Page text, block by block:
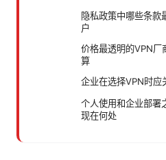
隐私政策中哪些条款
户
价格最透明的VPN厂
算
企业在选择VPN时应
个人使用和企业部署
现在何处